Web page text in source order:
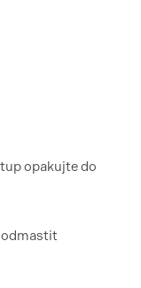
opakujte do
odmastit